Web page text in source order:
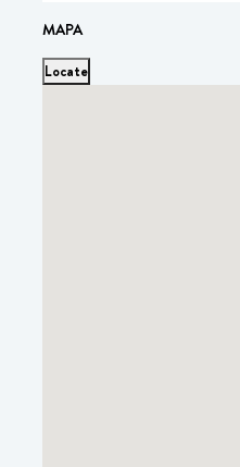
MAPA
Locate